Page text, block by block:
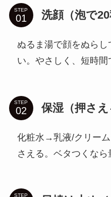
STEP 洗顔（泡で20
ぬるま湯で顔をぬら
い。やさしく、短時間
STEP 保湿（押さえ
化粧水→乳液/クリー
さえる。ベタつくなら
STEP